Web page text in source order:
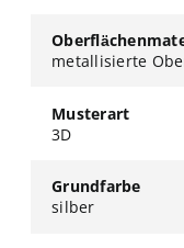
metallisierte
Musterart
3D
Grundfarbe
silber